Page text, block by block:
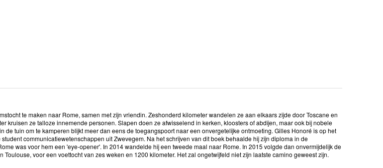
te maken naar Rome, samen met zijn vriendin. Zeshonderd kilometer wandelen ze aan elkaars zijde door Toscane en
kruisen ze talloze innemende personen. Slapen doen ze afwisselend in kerken, kloosters of abdijen, maar ook bij nobele
de tuin om te kamperen blijkt meer dan eens de toegangspoort naar een onvergetelijke ontmoeting. Gilles Honoré is op het
communicatiewetenschappen uit Zwevegem. Na het schrijven van dit boek behaalde hij zijn diploma in de
was voor hem een 'eye-opener'. In 2014 wandelde hij een tweede maal naar Rome. In 2015 volgde dan onvermijdelijk de
Toulouse, voor een voettocht van zes weken en 1200 kilometer. Het zal ongetwijfeld niet zijn laatste camino geweest zijn.